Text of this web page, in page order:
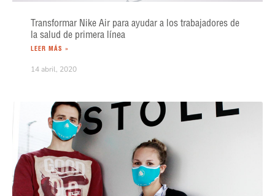
Transformar Nike Air para ayudar a los trabajadores de
la salud de primera línea
LEER MÁS »
14 abril, 2020